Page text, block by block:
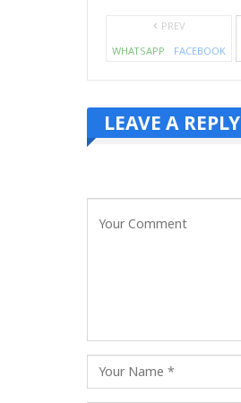
PREV
WHATSAPP
FACEBOOK
LEAVE A REPLY